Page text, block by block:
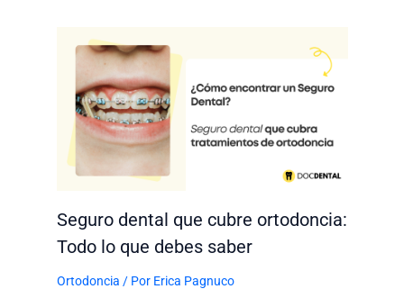
Seguro dental que cubre ortodoncia:
Todo lo que debes saber
Ortodoncia / Por Erica Pagnuco